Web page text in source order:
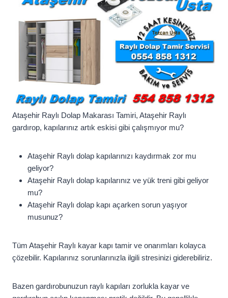
Ataşehir Raylı Dolap Makarası Tamiri, Ataşehir Raylı
gardırop, kapılarınız artık eskisi gibi çalışmıyor mu?
Ataşehir Raylı dolap kapılarınızı kaydırmak zor mu
geliyor?
Ataşehir Raylı dolap kapılarınız ve yük treni gibi geliyor
mu?
Ataşehir Raylı dolap kapı açarken sorun yaşıyor
musunuz?
Tüm Ataşehir Raylı kayar kapı tamir ve onarımları kolayca
çözebilir. Kapılarınız sorunlarınızla ilgili stresinizi giderebiliriz.
Bazen gardırobunuzun raylı kapıları zorlukla kayar ve